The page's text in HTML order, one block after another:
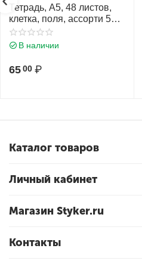
Тетрадь, А5, 48 листов,
клетка, поля, ассорти 5
видов, Hatber, Bubbler
book, 48Т5мтВ1
В наличии
65 00 ₽
Каталог товаров
Личный кабинет
Магазин Styker.ru
Контакты